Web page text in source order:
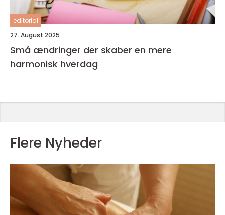
editorial
27. August 2025
Små ændringer der skaber en mere
harmonisk hverdag
Flere Nyheder